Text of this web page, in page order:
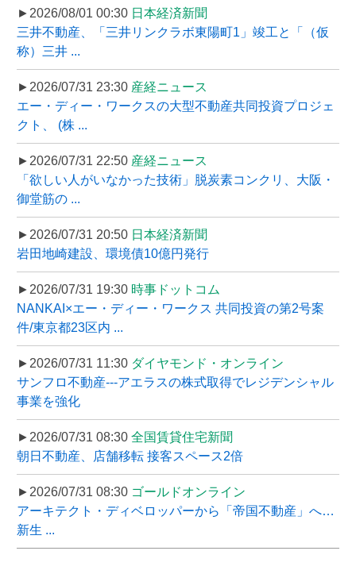
►2026/08/01 00:30 日本経済新聞
三井不動産、「三井リンクラボ東陽町1」竣工と「（仮
称）三井 ...
►2026/07/31 23:30 産経ニュース
エー・ディー・ワークスの大型不動産共同投資プロジェ
クト、 (株 ...
►2026/07/31 22:50 産経ニュース
「欲しい人がいなかった技術」脱炭素コンクリ、大阪・
御堂筋の ...
►2026/07/31 20:50 日本経済新聞
岩田地崎建設、環境債10億円発行
►2026/07/31 19:30 時事ドットコム
NANKAI×エー・ディー・ワークス 共同投資の第2号案
件/東京都23区内 ...
►2026/07/31 11:30 ダイヤモンド・オンライン
サンフロ不動産---アエラスの株式取得でレジデンシャル
事業を強化
►2026/07/31 08:30 全国賃貸住宅新聞
朝日不動産、店舗移転 接客スペース2倍
►2026/07/31 08:30 ゴールドオンライン
アーキテクト・ディベロッパーから「帝国不動産」へ…
新生 ...